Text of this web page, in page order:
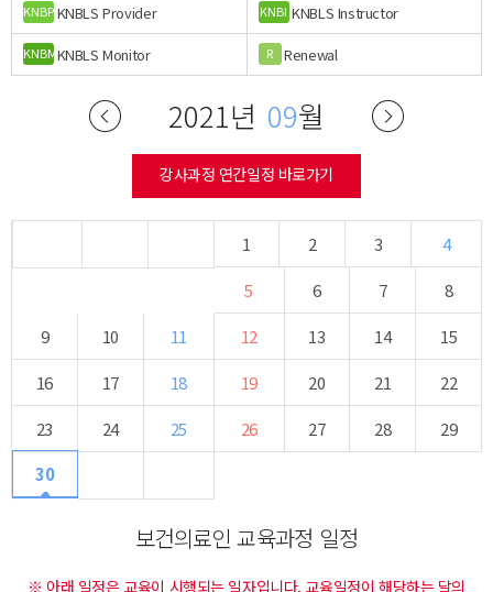
KNBPKNBLS Provider KNBI KNBLS Instructor
KNBMKNBLS Monitor R Renewal
2021년 09월
강사과정 연간일정 바로가기
1 2 3
4
5
6 7
8
9
10 11 12 13 14
15
16
17 18 19 20 21
22
23
24 25 26 27 28
29
30
보건의료인 교육과정 일정
※ 아래 일정은 교육이 시행되는 일자입니다. 교육일정이 해당하는 달의